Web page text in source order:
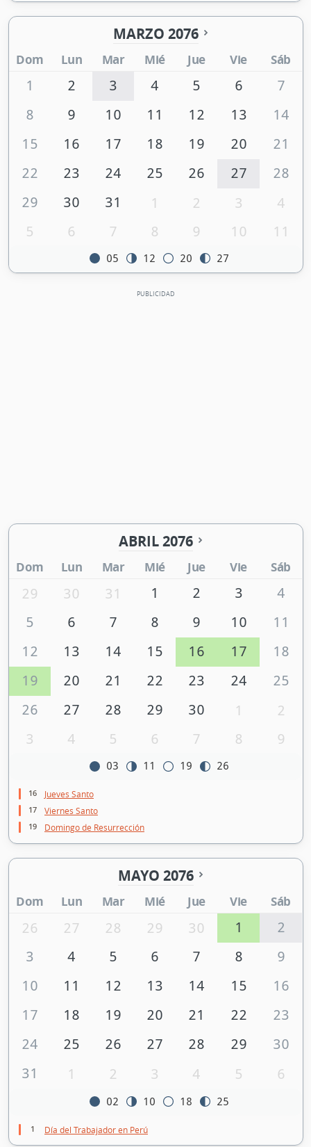
MARZO 2076
Dom Lun Mar Mié Jue Vie Sáb
1 2 3 4 5 6
7
8
9 10 11 12 13
14
15
16 17 18 19 20
21
22
23 24 25 26 27
28
29
30 31 1 2 3
4
5
6 7 8 9 10 11
05 12 20 27
ABRIL 2076
Dom Lun Mar Mié Jue Vie Sáb
29 30 31 1 2 3
4
5
6 7 8 9 10
11
12
13 14 15 16 17
18
19
20 21 22 23 24
25
26
27 28 29 30 1
2
3
4 5 6 7 8 9
03 11 19 26
16 Jueves Santo
17 Viernes Santo
19 Domingo de Resurrección
MAYO 2076
Dom Lun Mar Mié Jue Vie Sáb
26 27 28 29 30 1
2
3
4 5 6 7 8
9
10
11 12 13 14 15
16
17
18 19 20 21 22
23
24
25 26 27 28 29
30
31
1 2 3 4 5 6
02 10 18 25
1 Día del Trabajador en Perú